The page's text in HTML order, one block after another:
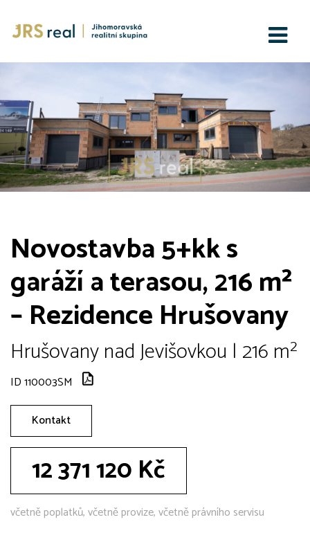
Novostavba 5+kk s
garáží a terasou, 216 m²
– Rezidence Hrušovany
Hrušovany nad Jevišovkou | 216 m²
ID 110003SM
Kontakt
12 371 120 Kč
včetně poplatků, včetně provize, včetně právního servisu